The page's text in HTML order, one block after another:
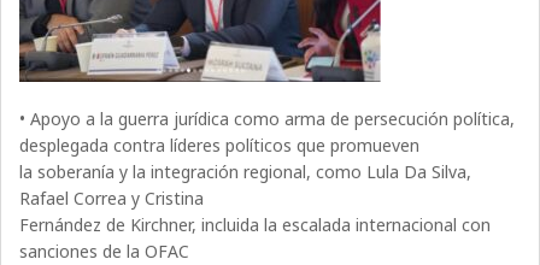
• Apoyo a la guerra jurídica como arma de persecución política,
desplegada contra líderes políticos que promueven
la soberanía y la integración regional, como Lula Da Silva,
Rafael Correa y Cristina
Fernández de Kirchner, incluida la escalada internacional con
sanciones de la OFAC